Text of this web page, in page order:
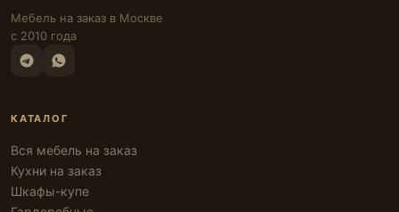
Мебель на заказ в Москве
с 2010 года
КАТАЛОГ
Вся мебель на заказ
Кухни на заказ
Шкафы-купе